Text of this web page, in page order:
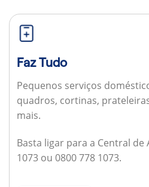
Faz Tudo
Pequenos serviços
quadros, cortinas,
mais.
Basta ligar para a Central
1073 ou 0800 778 1073.